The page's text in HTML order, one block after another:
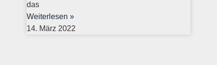
das
Weiterlesen »
14. März 2022